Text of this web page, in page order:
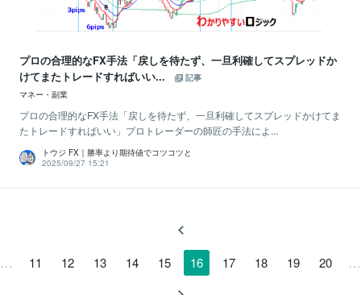
プロの合理的なFX手法「戻しを待たず、一旦利確してスプレッドか
けてまたトレードすればいい...
記事
マネー・副業
プロの合理的なFX手法「戻しを待たず、一旦利確してスプレッドかけてま
たトレードすればいい」プロトレーダーの師匠の手法によ...
トウジ FX｜勝率より期待値でコツコツと
2025/09/27 15:21
… 11 12 13 14 15 16 17 18 19 20 …